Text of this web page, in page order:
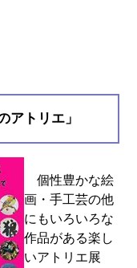
トリエ」
個性豊かな絵
画・手工芸の他
にもいろいろな
作品がある楽し
いアトリエ展